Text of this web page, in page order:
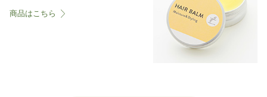
商品はこちら